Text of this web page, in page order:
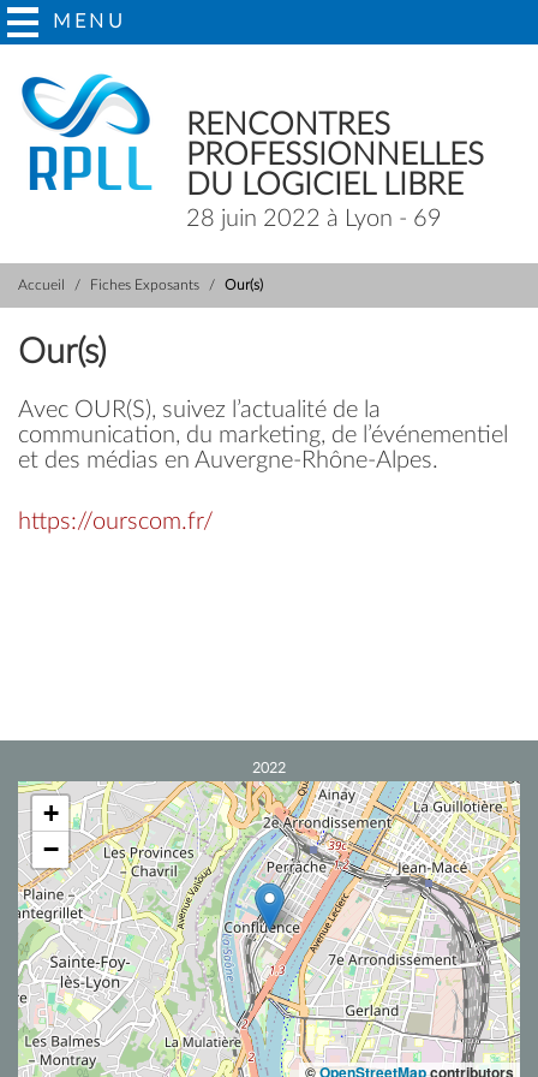
MENU
RENCONTRES
PROFESSIONNELLES
DU LOGICIEL LIBRE
28 juin 2022 à Lyon - 69
Accueil Fiches Exposants Our(s)
Our(s)
Avec OUR(S), suivez l’actualité de la
communication, du marketing, de l’événementiel
et des médias en Auvergne-Rhône-Alpes.
https://ourscom.fr/
2022
+
−
©OpenStreetMapcontributors